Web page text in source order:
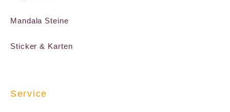
Mandala Steine
Sticker & Karten
Service